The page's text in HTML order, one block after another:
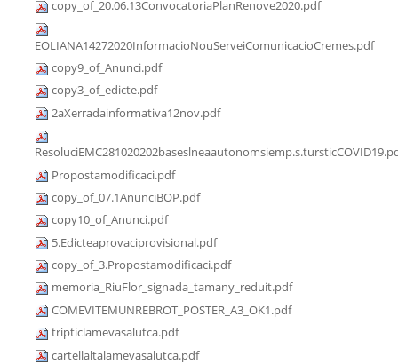
copy_of_20.06.13ConvocatoriaPlanRenove2020.pdf
EOLIANA14272020InformacioNouServeiComunicacioCremes.pdf
copy9_of_Anunci.pdf
copy3_of_edicte.pdf
2aXerradainformativa12nov.pdf
Propostamodificaci.pdf
copy_of_07.1AnunciBOP.pdf
copy10_of_Anunci.pdf
5.Edicteaprovaciprovisional.pdf
copy_of_3.Propostamodificaci.pdf
memoria_RiuFlor_signada_tamany_reduit.pdf
COMEVITEMUNREBROT_POSTER_A3_OK1.pdf
tripticlamevasalutca.pdf
cartellaltalamevasalutca.pdf